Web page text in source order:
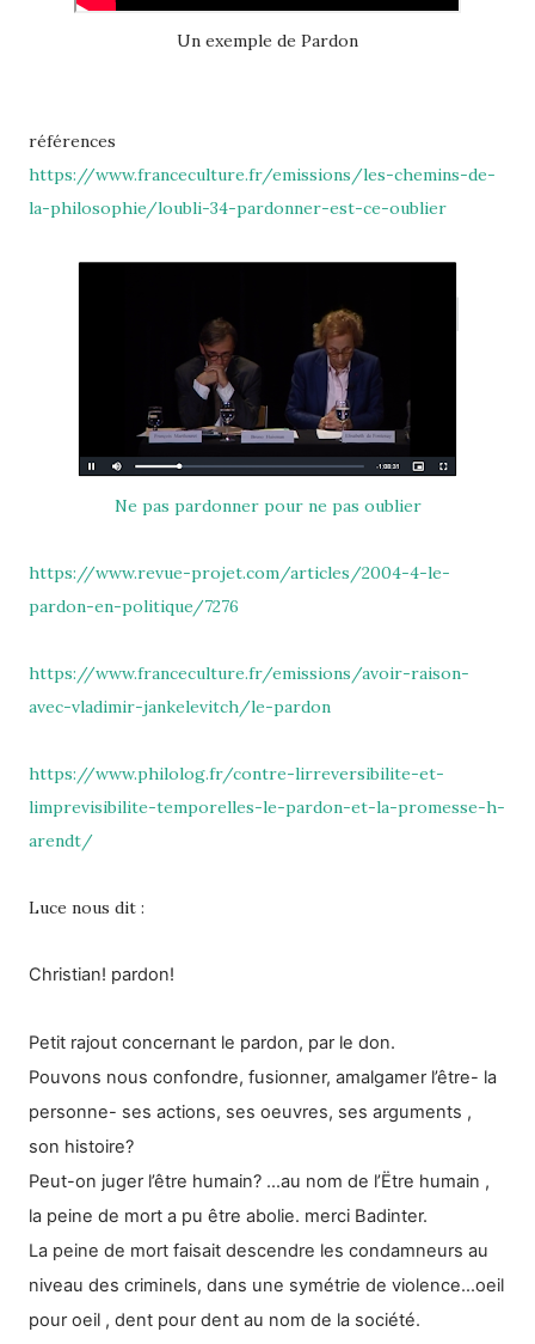
Un exemple de Pardon
références
https://www.franceculture.fr/emissions/les-chemins-de-
la-philosophie/loubli-34-pardonner-est-ce-oublier
Ne pas pardonner pour ne pas oublier
https://www.revue-projet.com/articles/2004-4-le-
pardon-en-politique/7276
https://www.franceculture.fr/emissions/avoir-raison-
avec-vladimir-jankelevitch/le-pardon
https://www.philolog.fr/contre-lirreversibilite-et-
limprevisibilite-temporelles-le-pardon-et-la-promesse-h-
arendt/
Luce nous dit :
Christian! pardon!
Petit rajout concernant le pardon, par le don.
Pouvons nous confondre, fusionner, amalgamer l’être- la
personne- ses actions, ses oeuvres, ses arguments ,
son histoire?
Peut-on juger l’être humain? ...au nom de l’Ëtre humain ,
la peine de mort a pu être abolie. merci Badinter.
La peine de mort faisait descendre les condamneurs au
niveau des criminels, dans une symétrie de violence…oeil
pour oeil , dent pour dent au nom de la société.